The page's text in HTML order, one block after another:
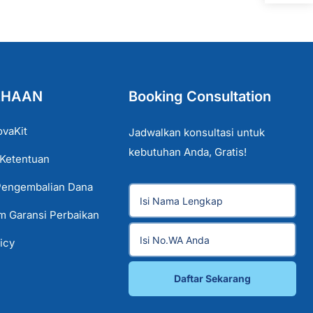
Dana
Garansi Perbaikan
Booking Consultation
Jadwalkan konsultasi untuk
kebutuhan Anda, Gratis!
Daftar Sekarang